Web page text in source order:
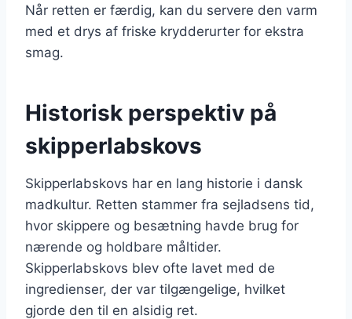
Når retten er færdig, kan du servere den varm
med et drys af friske krydderurter for ekstra
smag.
Historisk perspektiv på
skipperlabskovs
Skipperlabskovs har en lang historie i dansk
madkultur. Retten stammer fra sejladsens tid,
hvor skippere og besætning havde brug for
nærende og holdbare måltider.
Skipperlabskovs blev ofte lavet med de
ingredienser, der var tilgængelige, hvilket
gjorde den til en alsidig ret.